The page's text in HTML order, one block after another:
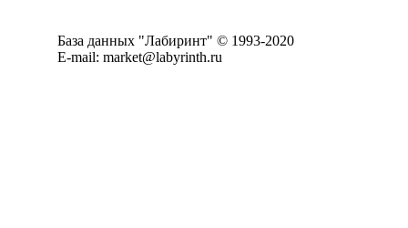
База данных "Лабиринт" © 1993-2020
E-mail: market@labyrinth.ru